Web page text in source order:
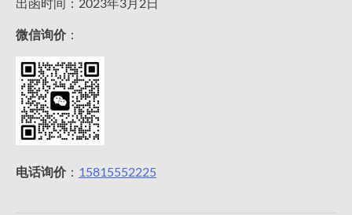
微信询价：
电话询价： 15815552225